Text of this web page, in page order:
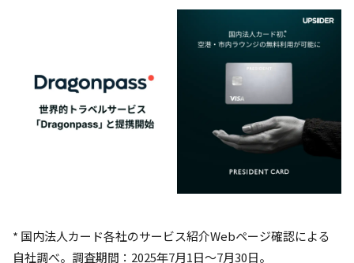
* 国内法人カード各社のサービス紹介Webページ確認による
自社調べ。調査期間：2025年7月1日〜7月30日。